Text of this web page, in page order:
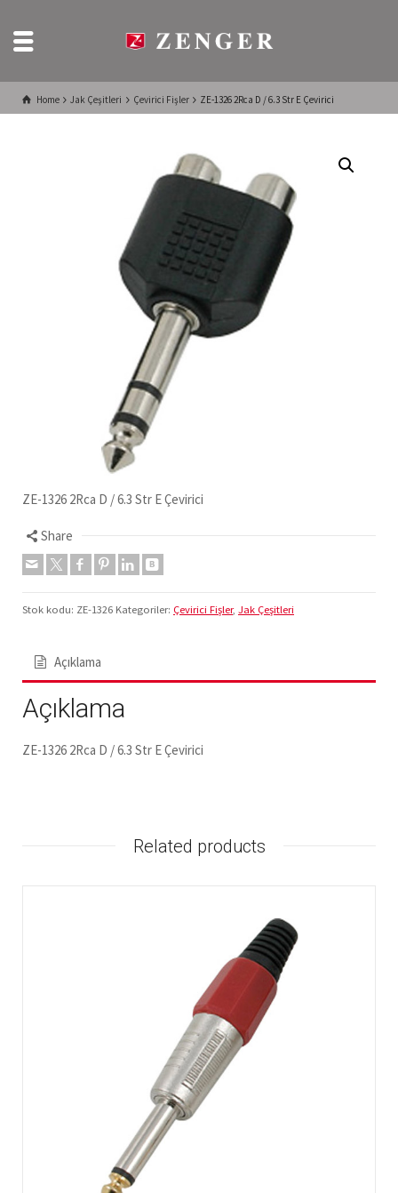
Home Jak Çeşitleri Çevirici Fişler ZE-1326 2Rca D / 6.3 Str E Çevirici
ZE-1326 2Rca D / 6.3 Str E Çevirici
Share
Stok kodu: ZE-1326 Kategoriler: Çevirici Fişler, Jak Çeşitleri
Açıklama
Açıklama
ZE-1326 2Rca D / 6.3 Str E Çevirici
Related products